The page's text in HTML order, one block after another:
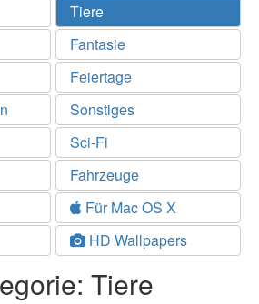
Tiere
Fantasie
Feiertage
Sonstiges
Sci-Fi
Fahrzeuge
Für Mac OS X
HD Wallpapers
Tiere